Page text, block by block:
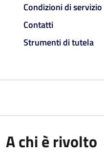
Condizioni di servizio
Contatti
Strumenti di tutela
A chi è rivolto